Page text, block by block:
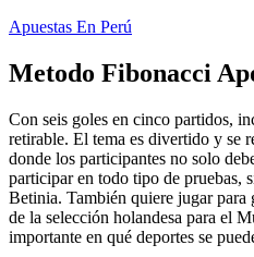
Apuestas En Perú
Metodo Fibonacci
Con seis goles en cinco partidos,
retirable. El tema es divertido y se
donde los participantes no solo
participar en todo tipo de pruebas,
Betinia. También quiere jugar para
de la selección holandesa para el
importante en qué deportes se